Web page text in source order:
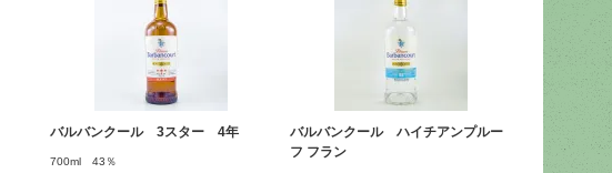
バルバンクール 3スター 4年
700ml 43％
バルバンクール ハイチアンプルー
フ フラン